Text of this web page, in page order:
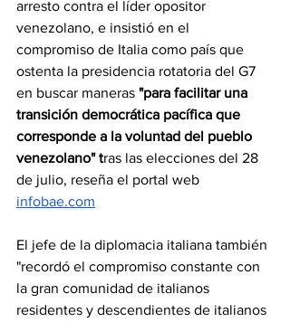
arresto contra el líder opositor
venezolano, e insistió en el
compromiso de Italia como país que
ostenta la presidencia rotatoria del G7
en buscar maneras "para facilitar una
transición democrática pacífica que
corresponde a la voluntad del pueblo
venezolano" tras las elecciones del 28
de julio, reseña el portal web
infobae.com
El jefe de la diplomacia italiana también
"recordó el compromiso constante con
la gran comunidad de italianos
residentes y descendientes de italianos